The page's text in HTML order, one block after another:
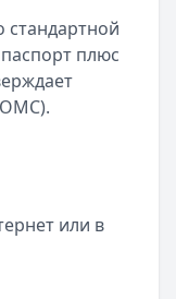
плюс
ОМС).
или в